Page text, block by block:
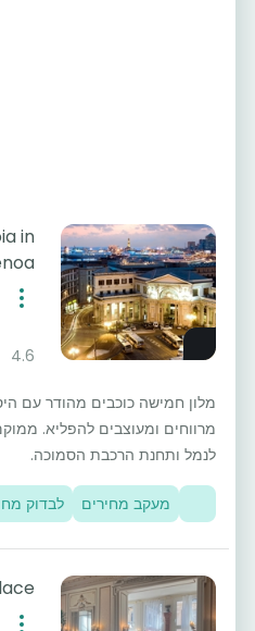
in
4.6
מלון חמישה כוכבים מהודר עם
מרווחים ומעוצבים להפליא.
לנמל ותחנת הרכבת הסמוכה.
מעקב מחירים לבדוק